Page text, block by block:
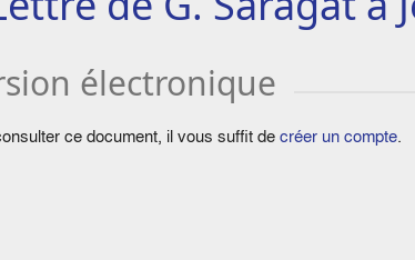
électronique
ce document, il vous suffit decréer un compte.